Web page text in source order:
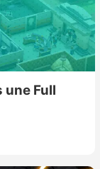
une Full